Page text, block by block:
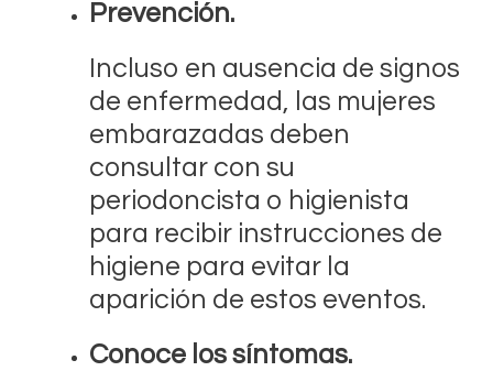
Prevención.
Incluso en ausencia de signos
de enfermedad, las mujeres
embarazadas deben
consultar con su
periodoncista o higienista
para recibir instrucciones de
higiene para evitar la
aparición de estos eventos.
Conoce los síntomas.